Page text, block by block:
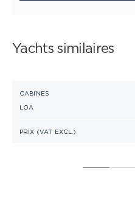
Yachts similaires
PRINCESS V65
PRIX (VAT EXCL.)
CABINES
LOA